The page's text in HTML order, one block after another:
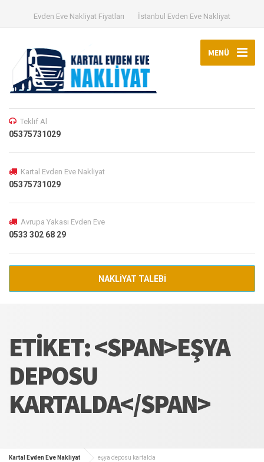
Evden Eve Nakliyat Fiyatları İstanbul Evden Eve Nakliyat
MENÜ
Teklif Al
05375731029
Kartal Evden Eve Nakliyat
05375731029
Avrupa Yakası Evden Eve
0533 302 68 29
NAKLİYAT TALEBİ
ETIKET: <SPAN>EŞYA
DEPOSU
KARTALDA</SPAN>
Kartal Evden Eve Nakliyat eşya deposu kartalda